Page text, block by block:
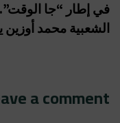
في إطار “جا
الشعبية محمد أوزين
a comment